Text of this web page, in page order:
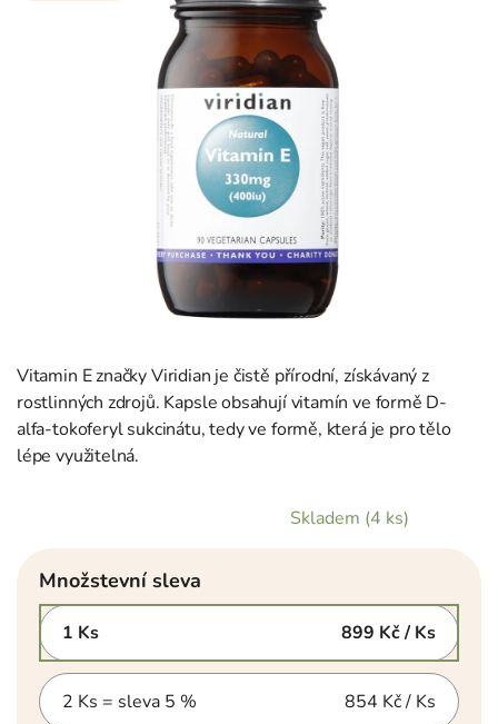
Vitamin E značky Viridian je čistě přírodní, získávaný z
rostlinných zdrojů. Kapsle obsahují vitamín ve formě D-
alfa-tokoferyl sukcinátu, tedy ve formě, která je pro tělo
lépe využitelná.
Skladem (4 ks)
Množstevní sleva
1 Ks 899 Kč/ Ks
2 Ks = sleva 5 % 854 Kč/ Ks